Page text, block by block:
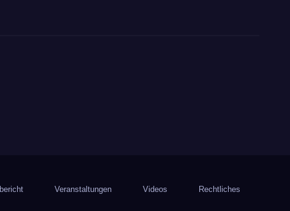
Veranstaltungen Videos Rechtliches